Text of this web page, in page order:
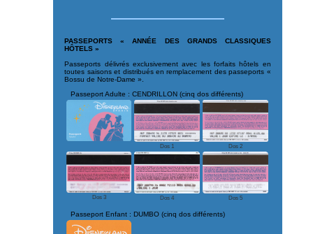
PASSEPORTS « ANNÉE DES GRANDS CLASSIQUES
HÔTELS »
Passeports délivrés exclusivement avec les forfaits hôtels en
toutes saisons et distribués en remplacement des passeports «
Bossu de Notre-Dame ».
Passeport Adulte : CENDRILLON (cinq dos différents)
Dos 1 Dos 2
Dos 3 Dos 4 Dos 5
Passeport Enfant : DUMBO (cinq dos différents)